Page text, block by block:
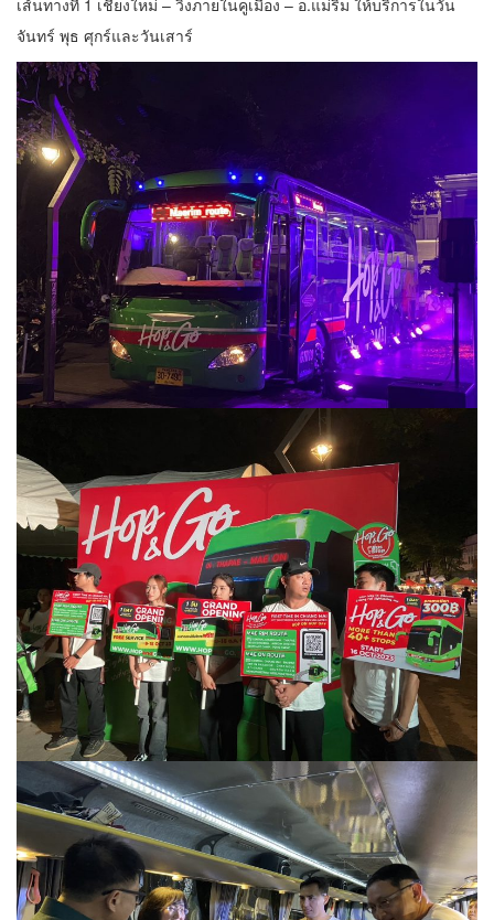
จันทร์ พุธ ศุกร์และวันเสาร์